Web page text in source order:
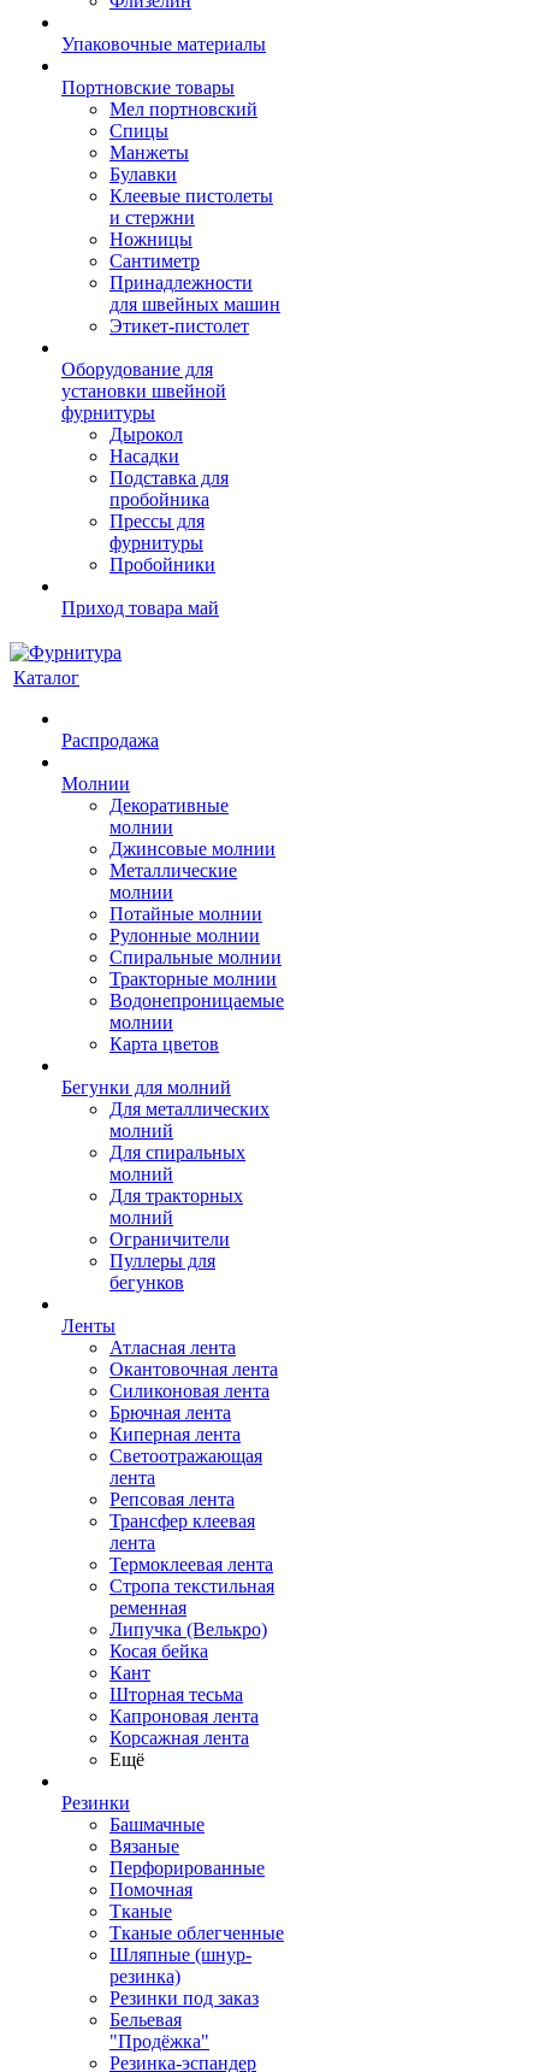
Упаковочные материалы
Портновские товары
Мел портновский
Спицы
Манжеты
Булавки
Клеевые пистолеты
и стержни
Ножницы
Сантиметр
Принадлежности
для швейных машин
Этикет-пистолет
Оборудование для
установки швейной
фурнитуры
Дырокол
Насадки
Подставка для
пробойника
Прессы для
фурнитуры
Пробойники
Приход товара май
Каталог
Распродажа
Молнии
Декоративные
молнии
Джинсовые молнии
Металлические
молнии
Потайные молнии
Рулонные молнии
Спиральные молнии
Тракторные молнии
Водонепроницаемые
молнии
Карта цветов
Бегунки для молний
Для металлических
молний
Для спиральных
молний
Для тракторных
молний
Ограничители
Пуллеры для
бегунков
Ленты
Атласная лента
Окантовочная лента
Силиконовая лента
Брючная лента
Киперная лента
Светоотражающая
лента
Репсовая лента
Трансфер клеевая
лента
Термоклеевая лента
Стропа текстильная
ременная
Липучка (Велькро)
Косая бейка
Кант
Шторная тесьма
Капроновая лента
Корсажная лента
Ещё
Резинки
Башмачные
Вязаные
Перфорированные
Помочная
Тканые
Тканые облегченные
Шляпные (шнур-
резинка)
Резинки под заказ
Бельевая
"Продёжка"
Резинка-эспандер